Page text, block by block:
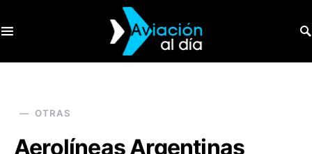
OTRAS
Aerolíneas Argentinas